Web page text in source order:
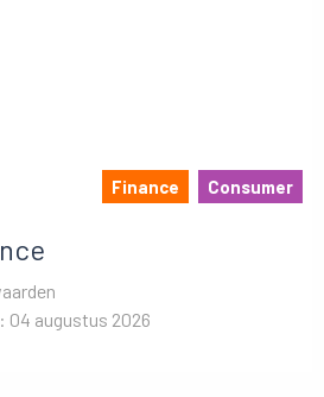
Finance Consumer
04 augustus 2026